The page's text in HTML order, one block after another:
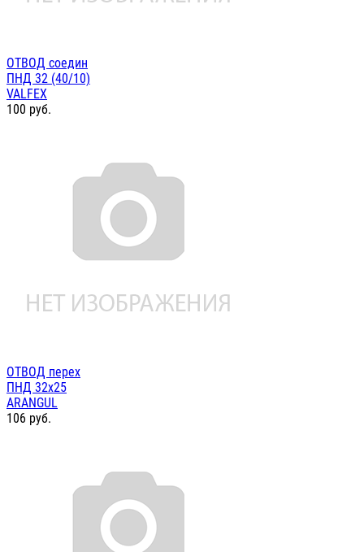
ОТВОД соедин
ПНД 32 (40/10)
VALFEX
100 руб.
ОТВОД перех
ПНД 32х25
ARANGUL
106 руб.